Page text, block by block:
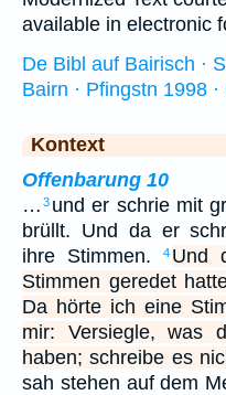
available in electronic
De Bibl auf Bairisch ·
Bairn · Pfingstn 1998
Kontext
Offenbarung 10
… 3 und er schrie mit
brüllt. Und da er
ihre Stimmen.
4 Und
Stimmen geredet
Da hörte ich eine
mir: Versiegle, was
haben; schreibe es
sah stehen auf dem